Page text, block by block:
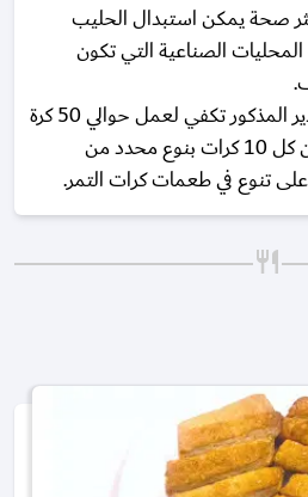
صحة يمكن استبدال الحليب
الصناعية التي تكون
الكمية الموجودة في المقادير المذكور تكفي لعمل حوالي 50 كرة
من كرات التمر ويمكن تزين كل 10 كرات بنوع محدد من
تنوع في طعمات كرات التمر.